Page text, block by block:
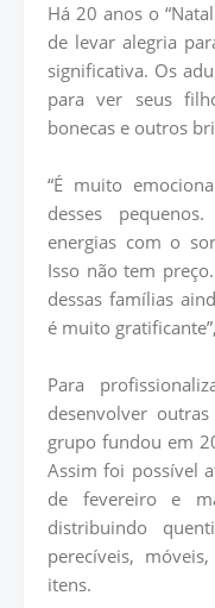
Há 20 anos o
de levar alegria
significativa. Os
para ver seus
bonecas e outros
“É muito
desses
energias com o
Isso não tem
dessas famílias
é muito
Para
desenvolver
grupo fundou em
Assim foi possível
de fevereiro e
distribuindo
perecíveis,
itens.